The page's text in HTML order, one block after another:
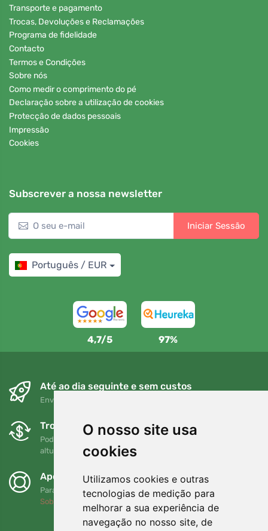
O nosso site usa
cookies
Utilizamos cookies e outras
tecnologias de medição para
melhorar a sua experiência de
navegação no nosso site, de
Transporte e pagamento
Trocas, Devoluções e Reclamações
Programa de fidelidade
Contacto
Termos e Condições
Sobre nós
Como medir o comprimento do pé
Declaração sobre a utilização de cookies
Protecção de dados pessoais
Impressão
Cookies
Subscrever a nossa newsletter
Iniciar Sessão
Português / EUR
4,7/5 97%
Até ao dia seguinte e sem custos
Envio gratuito para encomendas superiores a 80 EUR
Trocas e devoluções gratuitas
Pode devolver ou trocar a sua encomenda em qualquer
altura no prazo de 90 dias
Apoiamos a Trees.org
Para cada encomenda plantamos uma árvore! Leia mais
Sobre nós